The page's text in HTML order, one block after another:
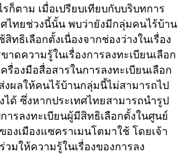
ก็ตาม เมื่อเปรียบเทียบกับบริบทการ
ศไทยช่วงนี้นั้น พบว่ายังมีกลุ่มคนไร้บ้าน
ทธิเลือกตั้งเนื่องจากช่องว่างในเรื่อง
าดความรู้ในเรื่องการลงทะเบียนเลือก
รื่องมือสื่อสารในการลงทะเบียนเลือก
งผลให้คนไร้บ้านกลุ่มนี้ไม่สามารถไป
ได้ ซึ่งหากประเทศไทยสามารถนำรูป
ารลงทะเบียนผู้มีสิทธิเลือกตั้งในศูนย์
องเมืองแซคราเมนโตมาใช้ โดยเจ้า
วมให้ความรู้ในเรื่องของการลง